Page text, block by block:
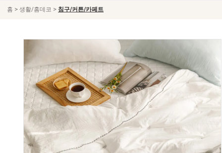
홈 > 생활/홈데코 > 침구/커튼/카페트